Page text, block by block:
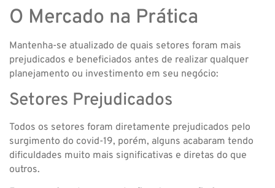
O Mercado na Prática
Mantenha-se atualizado de quais setores foram mais
prejudicados e beneficiados antes de realizar qualquer
planejamento ou investimento em seu negócio:
Setores Prejudicados
Todos os setores foram diretamente prejudicados pelo
surgimento do covid-19, porém, alguns acabaram tendo
dificuldades muito mais significativas e diretas do que
outros.